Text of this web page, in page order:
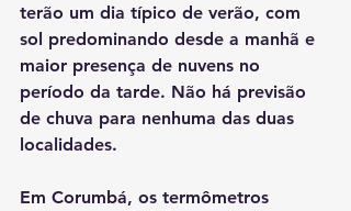
terão um dia típico de verão, com
sol predominando desde a manhã e
maior presença de nuvens no
período da tarde. Não há previsão
de chuva para nenhuma das duas
localidades.
Em Corumbá, os termômetros